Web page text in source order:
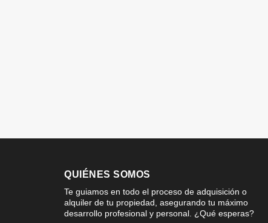
QUIÉNES SOMOS
Te guiamos en todo el proceso de adquisición o
alquiler de tu propiedad, asegurando tu máximo
desarrollo profesional y personal. ¿Qué esperas?